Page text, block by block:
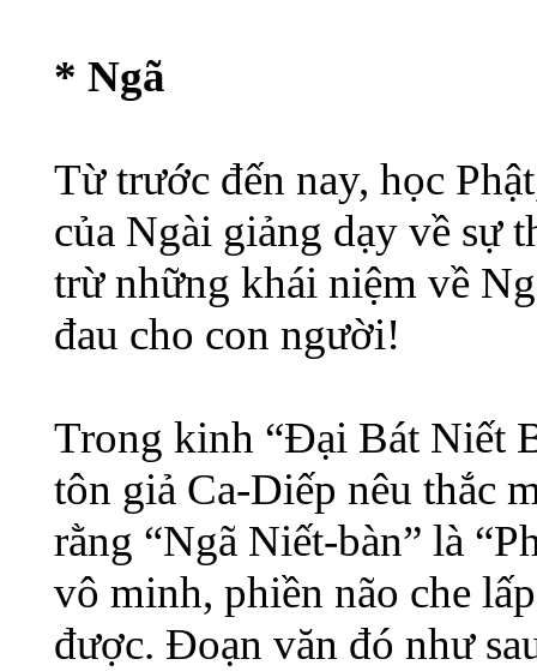
* Ngã
Từ trước đến nay, học
của Ngài giảng dạy về sự
trừ những khái niệm về
đau cho con người!
Trong kinh “Đại Bát Niết
tôn giả Ca-Diếp nêu thắc
rằng “Ngã Niết-bàn” là
vô minh, phiền não che
được. Đoạn văn đó như